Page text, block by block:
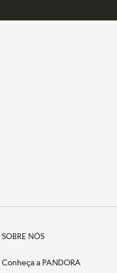
SOBRE NÓS
Conheça a PANDORA